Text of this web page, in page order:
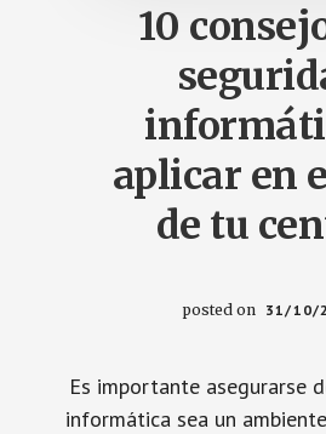
10
aplicar en
de tu
posted on 31/10/
Es importante asegurarse
informática sea un